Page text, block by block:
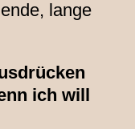
lange
ich will